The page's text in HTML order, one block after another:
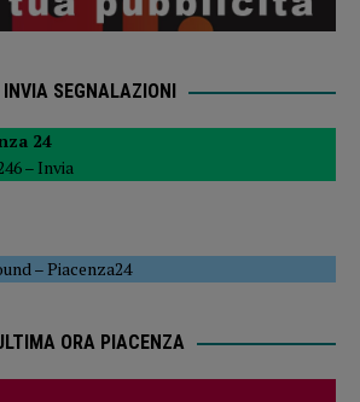
INVIA SEGNALAZIONI
24
– Invia
–Piacenza24
ORA PIACENZA